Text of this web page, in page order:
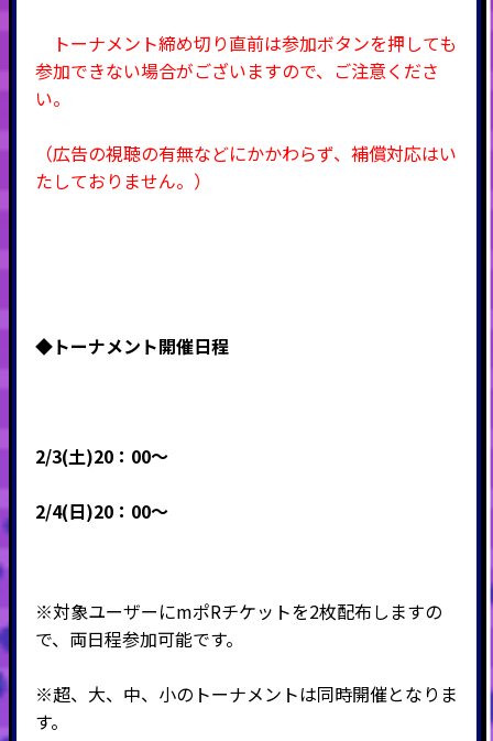
トーナメント締め切り直前は参加ボタンを押しても
参加できない場合がございますので、ご注意くださ
い。
（広告の視聴の有無などにかかわらず、補償対応はい
たしておりません。）
◆トーナメント開催日程
2/3(土)20：00～
2/4(日)20：00～
※対象ユーザーにmポRチケットを2枚配布しますの
で、両日程参加可能です。
※超、大、中、小のトーナメントは同時開催となりま
す。